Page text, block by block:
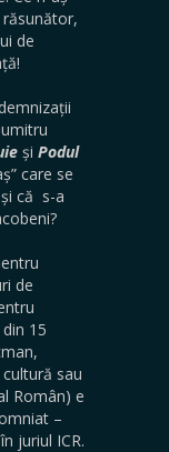
de
și Podul
care se
că s-a
de
15
sau
Român) e
–
juriul ICR.